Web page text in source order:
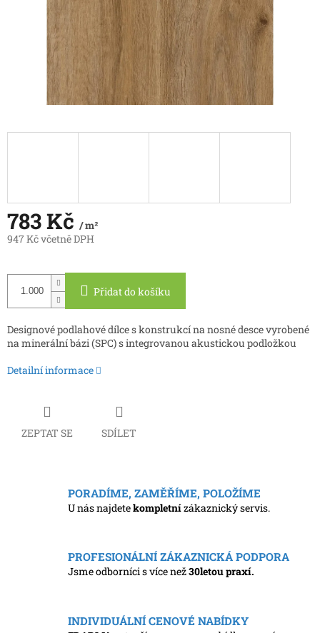
783 Kč / m²
947 Kč včetně DPH
cena:
Přidat do košíku
Designové podlahové dílce s konstrukcí na nosné desce vyrobené
na minerální bázi (SPC) s integrovanou akustickou podložkou
Detailní informace
ZEPTAT SE SDÍLET
PORADÍME, ZAMĚŘÍME, POLOŽÍME
U nás najdetekompletnízákaznický servis.
PROFESIONÁLNÍ ZÁKAZNICKÁ PODPORA
Jsme odborníci s více než30letou praxí.
INDIVIDUÁLNÍ CENOVÉ NABÍDKY